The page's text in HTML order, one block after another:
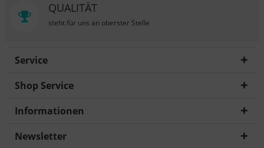
QUALITÄT
steht für uns an oberster Stelle
Service
Shop Service
Informationen
Newsletter